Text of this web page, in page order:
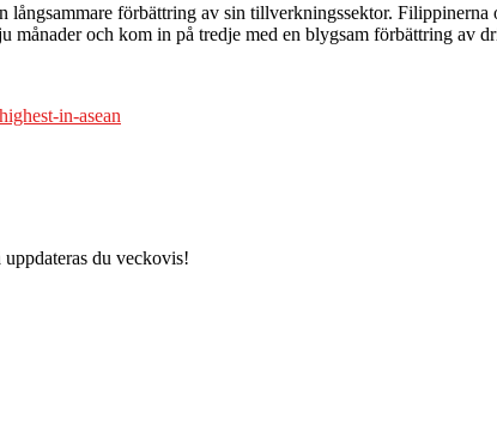
förbättring av sin tillverkningssektor. Filippinerna
månader och kom in på tredje med en blygsam förbättring av
in-asean
du veckovis!